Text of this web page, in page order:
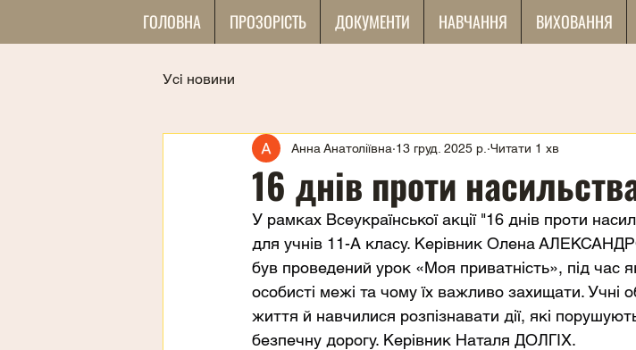
ГОЛОВНА ПРОЗОРІСТЬ ДОКУМЕНТИ НАВЧАННЯ ВИХОВАННЯ
Усі новини
16 днів проти
Анна Анатоліївна 13 груд. 2025 р. Читати 1 хв
У рамках Всеукраїнської акції "16 днів проти
для учнів 11-А класу. Керівник Олена
був проведений урок «Моя приватність», під час
особисті межі та чому їх важливо захищати. Учні
життя й навчилися розпізнавати дії, які
безпечну дорогу. Керівник Наталя ДОЛГІХ.